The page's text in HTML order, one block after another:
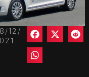
12/